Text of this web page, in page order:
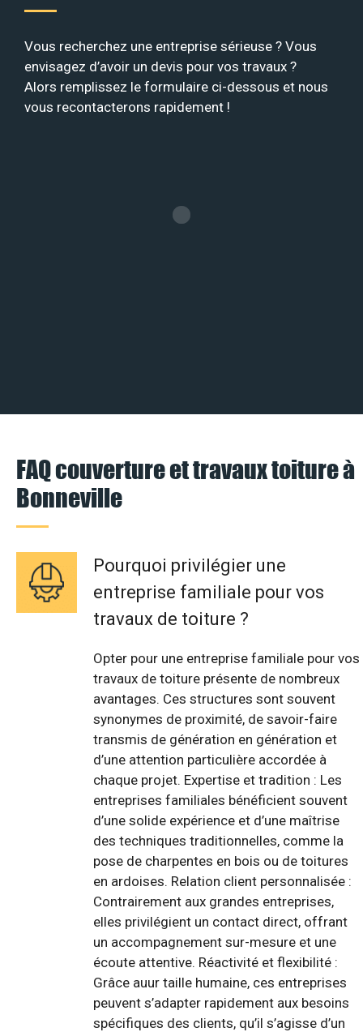
Vous recherchez une entreprise sérieuse ? Vous
envisagez d’avoir un devis pour vos travaux ?
Alors remplissez le formulaire ci-dessous et nous
vous recontacterons rapidement !
FAQ couverture et travaux toiture à
Bonneville
Pourquoi privilégier une
entreprise familiale pour vos
travaux de toiture ?
Opter pour une entreprise familiale pour vos
travaux de toiture présente de nombreux
avantages. Ces structures sont souvent
synonymes de proximité, de savoir-faire
transmis de génération en génération et
d’une attention particulière accordée à
chaque projet. Expertise et tradition : Les
entreprises familiales bénéficient souvent
d’une solide expérience et d’une maîtrise
des techniques traditionnelles, comme la
pose de charpentes en bois ou de toitures
en ardoises. Relation client personnalisée :
Contrairement aux grandes entreprises,
elles privilégient un contact direct, offrant
un accompagnement sur-mesure et une
écoute attentive. Réactivité et flexibilité :
Grâce auur taille humaine, ces entreprises
peuvent s’adapter rapidement aux besoins
spécifiques des clients, qu’il s’agisse d’un